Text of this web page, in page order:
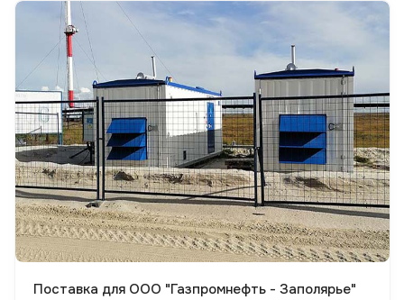
Поставка для ООО "Газпромнефть - Заполярье"